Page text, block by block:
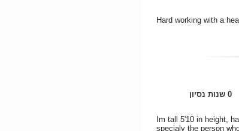
Hard working with a
0 שנות נסיון
Im tall 5'10 in height,
specialy the person